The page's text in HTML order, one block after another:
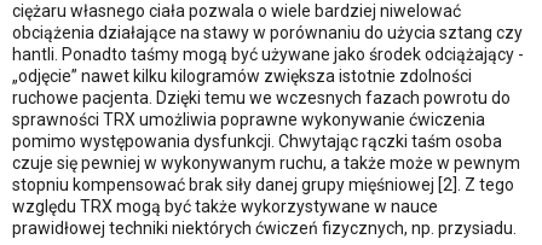
ciężaru własnego ciała pozwala o wiele bardziej niwelować
obciążenia działające na stawy w porównaniu do użycia sztang czy
hantli. Ponadto taśmy mogą być używane jako środek odciążający -
„odjęcie” nawet kilku kilogramów zwiększa istotnie zdolności
ruchowe pacjenta. Dzięki temu we wczesnych fazach powrotu do
sprawności TRX umożliwia poprawne wykonywanie ćwiczenia
pomimo występowania dysfunkcji. Chwytając rączki taśm osoba
czuje się pewniej w wykonywanym ruchu, a także może w pewnym
stopniu kompensować brak siły danej grupy mięśniowej [2]. Z tego
względu TRX mogą być także wykorzystywane w nauce
prawidłowej techniki niektórych ćwiczeń fizycznych, np. przysiadu.